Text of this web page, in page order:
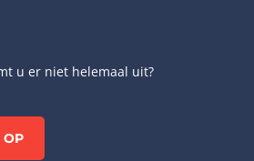
u er niet helemaal uit?
OP